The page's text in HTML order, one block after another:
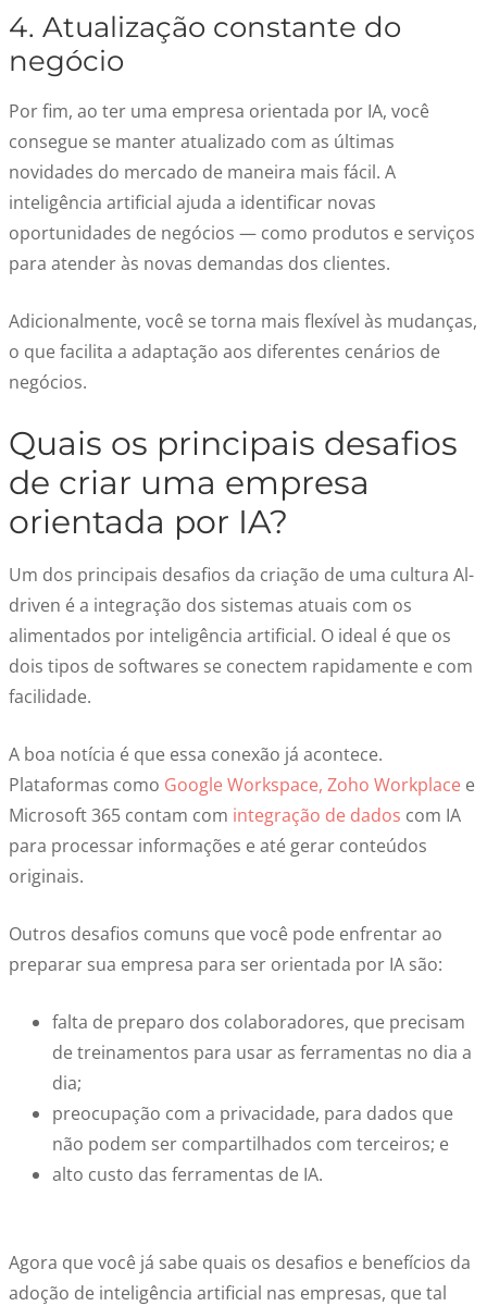
4. Atualização constante do
negócio
Por fim, ao ter uma empresa orientada por IA, você
consegue se manter atualizado com as últimas
novidades do mercado de maneira mais fácil. A
inteligência artificial ajuda a identificar novas
oportunidades de negócios — como produtos e serviços
para atender às novas demandas dos clientes.
Adicionalmente, você se torna mais flexível às mudanças,
o que facilita a adaptação aos diferentes cenários de
negócios.
Quais os principais desafios
de criar uma empresa
orientada por IA?
Um dos principais desafios da criação de uma cultura Al-
driven é a integração dos sistemas atuais com os
alimentados por inteligência artificial. O ideal é que os
dois tipos de softwares se conectem rapidamente e com
facilidade.
A boa notícia é que essa conexão já acontece.
Plataformas como Google Workspace, Zoho Workplace e
Microsoft 365 contam com integração de dados com IA
para processar informações e até gerar conteúdos
originais.
Outros desafios comuns que você pode enfrentar ao
preparar sua empresa para ser orientada por IA são:
falta de preparo dos colaboradores, que precisam
de treinamentos para usar as ferramentas no dia a
dia;
preocupação com a privacidade, para dados que
não podem ser compartilhados com terceiros; e
alto custo das ferramentas de IA.
Agora que você já sabe quais os desafios e benefícios da
adoção de inteligência artificial nas empresas, que tal